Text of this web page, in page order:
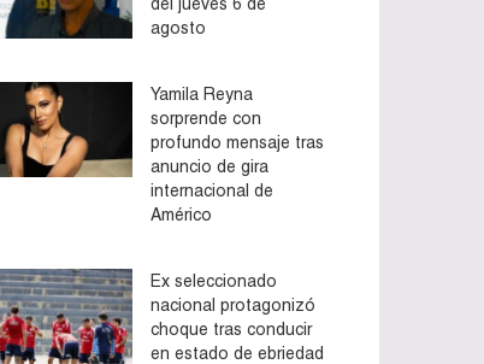
agosto
Yamila Reyna
sorprende con
profundo mensaje tras
anuncio de gira
internacional de
Américo
Ex seleccionado
nacional protagonizó
choque tras conducir
en estado de ebriedad